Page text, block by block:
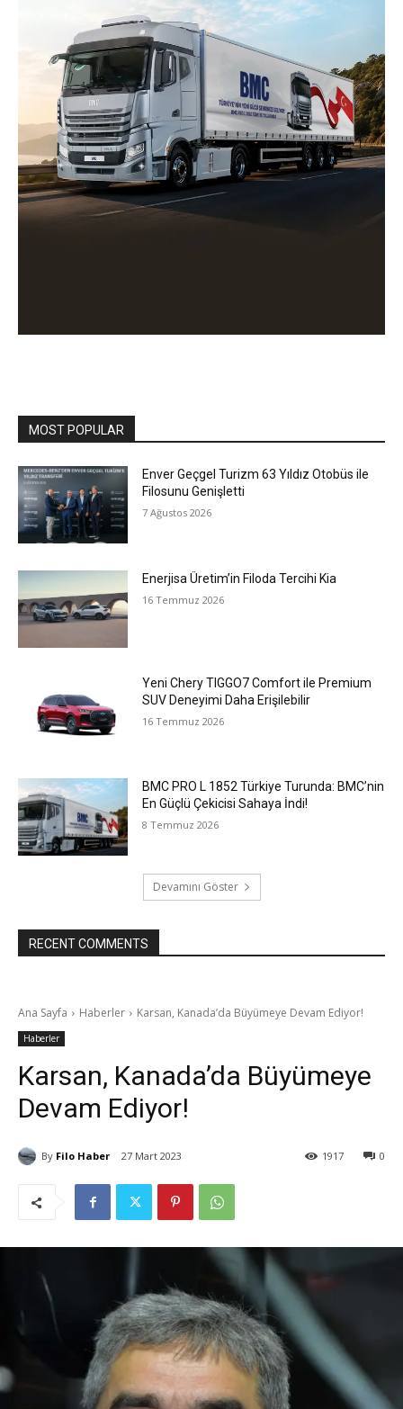
MOST POPULAR
Enver Geçgel Turizm 63 Yıldız Otobüs ile
Filosunu Genişletti
7 Ağustos 2026
Enerjisa Üretim’in Filoda Tercihi Kia
16 Temmuz 2026
Yeni Chery TIGGO7 Comfort ile Premium
SUV Deneyimi Daha Erişilebilir
16 Temmuz 2026
BMC PRO L 1852 Türkiye Turunda: BMC’nin
En Güçlü Çekicisi Sahaya İndi!
8 Temmuz 2026
Devamını Göster
RECENT COMMENTS